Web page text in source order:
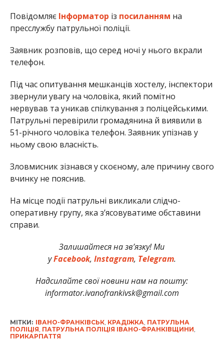
Повідомляє Інформатор із посиланням на
пресслужбу патрульної поліції.
Заявник розповів, що серед ночі у нього вкрали
телефон.
Під час опитування мешканців хостелу, інспектори
звернули увагу на чоловіка, який помітно
нервував та уникав спілкування з поліцейськими.
Патрульні перевірили громадянина й виявили в
51-річного чоловіка телефон. Заявник упізнав у
ньому свою власність.
Зловмисник зізнався у скоєному, але причину свого
вчинку не пояснив.
На місце події патрульні викликали слідчо-
оперативну групу, яка з’ясовуватиме обставини
справи.
Залишайтеся на зв’язку! Ми
уFacebook, Instagram, Telegram.
Надсилайте свої новини нам на пошту:
informator.ivanofrankivsk@gmail.com
МІТКИ: ІВАНО-ФРАНКІВСЬК, КРАДІЖКА ПАТРУЛЬНА
ПОЛІЦІЯ ПАТРУЛЬНА ПОЛІЦІЯ ІВАНО-ФРАНКІВЩИНИ
ПРИКАРПАТТЯ